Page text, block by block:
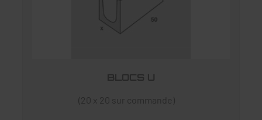
BLOCS U
(20 x 20 sur commande)